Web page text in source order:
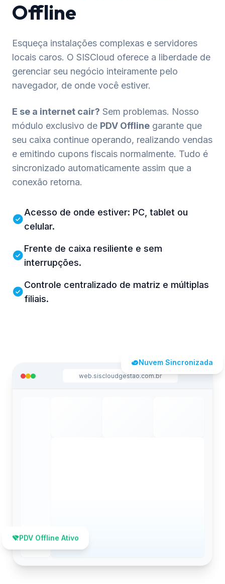
Offline
Esqueça instalações complexas e servidores
locais caros. O SISCloud oferece a liberdade de
gerenciar seu negócio inteiramente pelo
navegador, de onde você estiver.
E se a internet cair? Sem problemas. Nosso
módulo exclusivo de PDV Offline garante que
seu caixa continue operando, realizando vendas
e emitindo cupons fiscais normalmente. Tudo é
sincronizado automaticamente assim que a
conexão retorna.
Acesso de onde estiver: PC, tablet ou
celular.
Frente de caixa resiliente e sem
interrupções.
Controle centralizado de matriz e múltiplas
filiais.
web.siscloudgestao.com.br
Nuvem Sincronizada
PDV Offline Ativo